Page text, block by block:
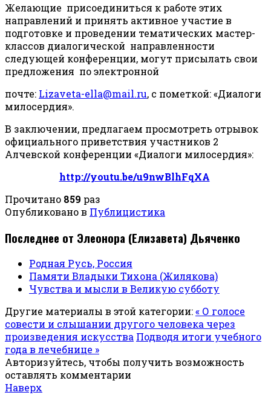
Желающие присоединиться к работе этих
направлений и принять активное участие в
подготовке и проведении тематических мастер-
классов диалогической направленности
следующей конференции, могут присылать свои
предложения по электронной
почте: Lizaveta-ella@mail.ru, с пометкой: «Диалоги
милосердия».
В заключении, предлагаем просмотреть отрывок
официального приветствия участников 2
Алчевской конференции «Диалоги милосердия»:
http://youtu.be/u9nwBlhFqXA
Прочитано 859 раз
Опубликовано в Публицистика
Последнее от Элеонора (Елизавета) Дьяченко
Родная Русь, Россия
Памяти Владыки Тихона (Жилякова)
Чувства и мысли в Великую субботу
Другие материалы в этой категории:« О голосе
совести и слышании другого человека через
произведения искусства Подводя итоги учебного
года в лечебнице »
Авторизуйтесь, чтобы получить возможность
оставлять комментарии
Наверх